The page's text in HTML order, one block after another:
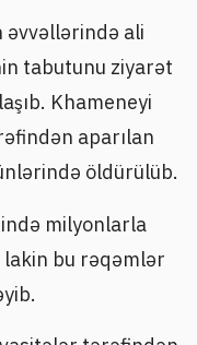
əvvəllərində ali
tabutunu ziyarət
Khameneyi
aparılan
öldürülüb.
milyonlarla
lakin bu rəqəmlər